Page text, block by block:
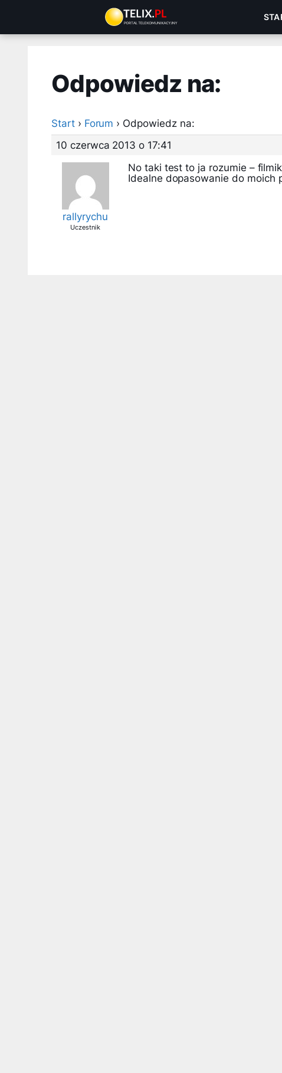
treści
Odpowiedz na:
Start › Forum › Odpowiedz na:
10 czerwca 2013 o 17:41
rallyrychu
Uczestnik
No taki test to ja rozumie –
Idealne dopasowanie do moich